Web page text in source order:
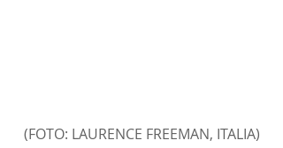
(FOTO: LAURENCE FREEMAN, ITALIA)